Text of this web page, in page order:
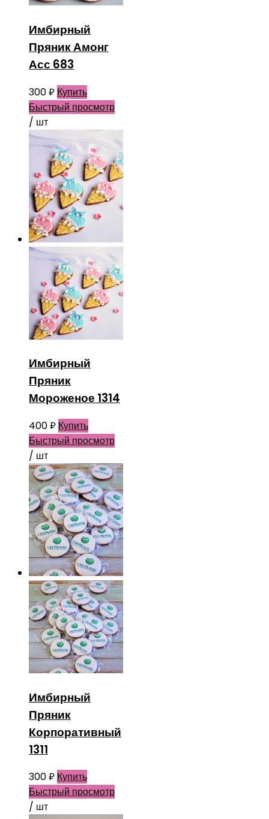
Имбирный
Пряник Амонг
Асс 683
300₽ Купить
Быстрый просмотр
/ шт
Имбирный
Пряник
Мороженое 1314
400₽ Купить
Быстрый просмотр
/ шт
Имбирный
Пряник
Корпоративный
1311
300₽ Купить
Быстрый просмотр
/ шт